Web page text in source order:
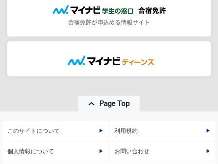
合宿免許が申込める情報サイト
Page Top
このサイトについて 利用規約
個人情報について お問い合わせ